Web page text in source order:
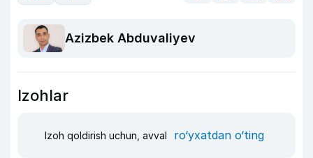
Azizbek Abduvaliyev
Izohlar
Izoh qoldirish uchun, avval ro‘yxatdan o‘ting